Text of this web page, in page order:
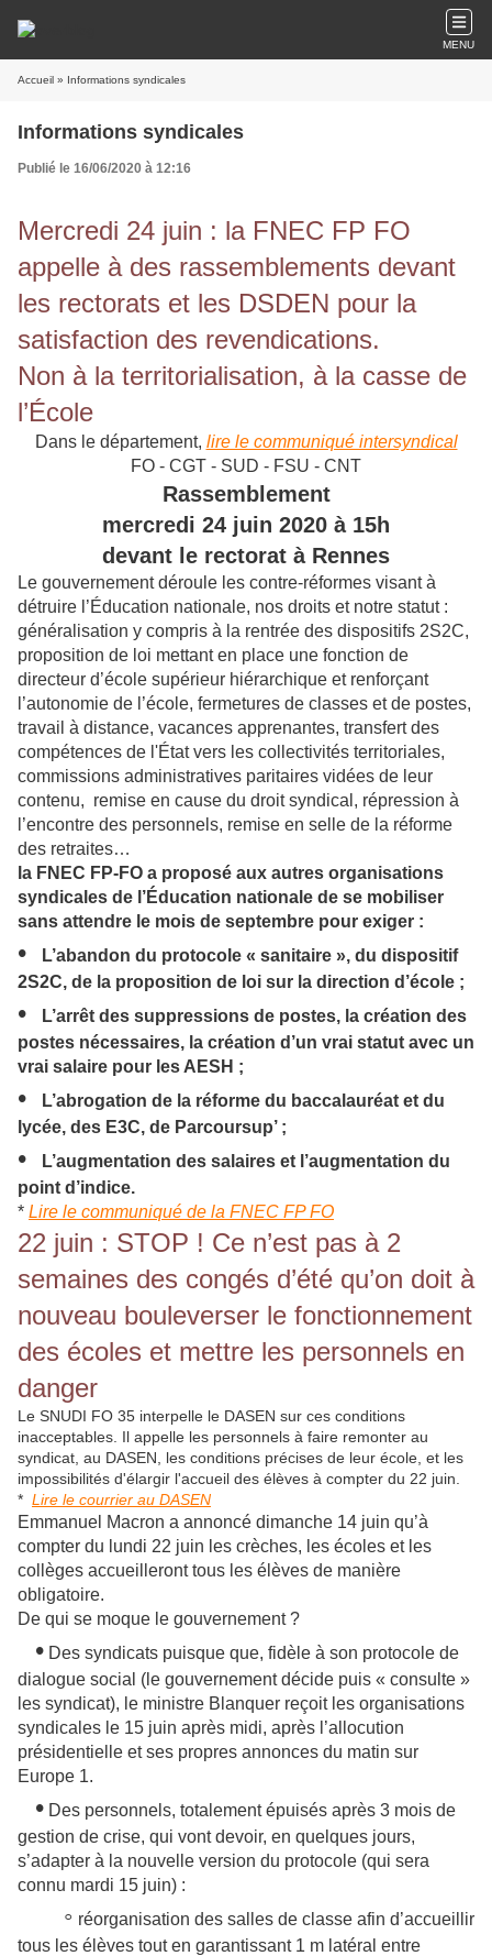
MENU
Accueil » Informations syndicales
Informations syndicales
Publié le 16/06/2020 à 12:16
Mercredi 24 juin : la FNEC FP FO
appelle à des rassemblements devant
les rectorats et les DSDEN pour la
satisfaction des revendications.
Non à la territorialisation, à la casse de
l’École
Dans le département, lire le communiqué intersyndical
FO - CGT - SUD - FSU - CNT
Rassemblement
mercredi 24 juin 2020 à 15h
devant le rectorat à Rennes
Le gouvernement déroule les contre-réformes visant à
détruire l’Éducation nationale, nos droits et notre statut :
généralisation y compris à la rentrée des dispositifs 2S2C,
proposition de loi mettant en place une fonction de
directeur d’école supérieur hiérarchique et renforçant
l’autonomie de l’école, fermetures de classes et de postes,
travail à distance, vacances apprenantes, transfert des
compétences de l'État vers les collectivités territoriales,
commissions administratives paritaires vidées de leur
contenu, remise en cause du droit syndical, répression à
l’encontre des personnels, remise en selle de la réforme
des retraites…
la FNEC FP-FO a proposé aux autres organisations
syndicales de l’Éducation nationale de se mobiliser
sans attendre le mois de septembre pour exiger :
•
L’abandon du protocole « sanitaire », du dispositif
2S2C, de la proposition de loi sur la direction d’école ;
•
L’arrêt des suppressions de postes, la création des
postes nécessaires, la création d’un vrai statut avec un
vrai salaire pour les AESH ;
•
L’abrogation de la réforme du baccalauréat et du
lycée, des E3C, de Parcoursup’ ;
•
L’augmentation des salaires et l’augmentation du
point d’indice.
* Lire le communiqué de la FNEC FP FO
22 juin : STOP ! Ce n’est pas à 2
semaines des congés d’été qu’on doit à
nouveau bouleverser le fonctionnement
des écoles et mettre les personnels en
danger
Le SNUDI FO 35 interpelle le DASEN sur ces conditions
inacceptables. Il appelle les personnels à faire remonter au
syndicat, au DASEN, les conditions précises de leur école, et les
impossibilités d'élargir l'accueil des élèves à compter du 22 juin.
* Lire le courrier au DASEN
Emmanuel Macron a annoncé dimanche 14 juin qu’à
compter du lundi 22 juin les crèches, les écoles et les
collèges accueilleront tous les élèves de manière
obligatoire.
De qui se moque le gouvernement ?
• Des syndicats puisque que, fidèle à son protocole de
dialogue social (le gouvernement décide puis « consulte »
les syndicat), le ministre Blanquer reçoit les organisations
syndicales le 15 juin après midi, après l’allocution
présidentielle et ses propres annonces du matin sur
Europe 1.
• Des personnels, totalement épuisés après 3 mois de
gestion de crise, qui vont devoir, en quelques jours,
s’adapter à la nouvelle version du protocole (qui sera
connu mardi 15 juin) :
◦ réorganisation des salles de classe afin d’accueillir
tous les élèves tout en garantissant 1 m latéral entre